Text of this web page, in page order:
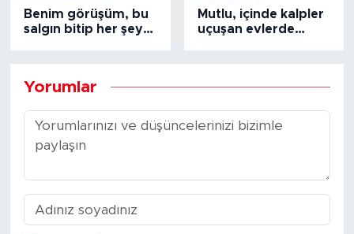
Benim görüşüm, bu
salgın bitip her şey
normale
Mutlu, içinde kalpler
uçuşan evlerde
Yorumlar